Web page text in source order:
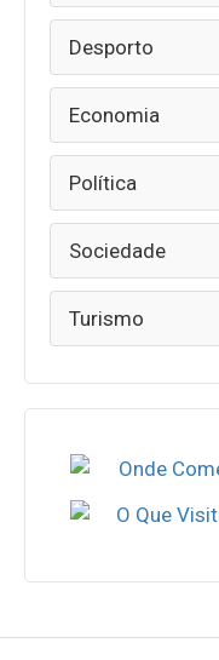
Desporto
Economia
Política
Sociedade
Turismo